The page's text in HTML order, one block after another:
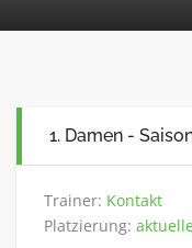
1. Damen -
Trainer: Kontakt
Platzierung: